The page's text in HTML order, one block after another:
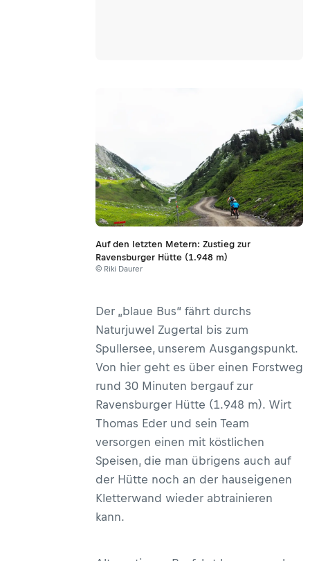
Auf den letzten Metern: Zustieg zur
Ravensburger Hütte (1.948 m)
© Riki Daurer
Der „blaue Bus“ fährt durchs
Naturjuwel Zugertal bis zum
Spullersee, unserem Ausgangspunkt.
Von hier geht es über einen Forstweg
rund 30 Minuten bergauf zur
Ravensburger Hütte (1.948 m). Wirt
Thomas Eder und sein Team
versorgen einen mit köstlichen
Speisen, die man übrigens auch auf
der Hütte noch an der hauseigenen
Kletterwand wieder abtrainieren
kann.